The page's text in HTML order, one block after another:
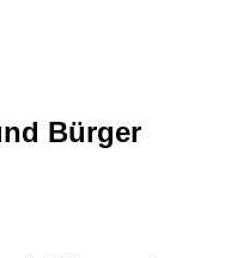
Bürger